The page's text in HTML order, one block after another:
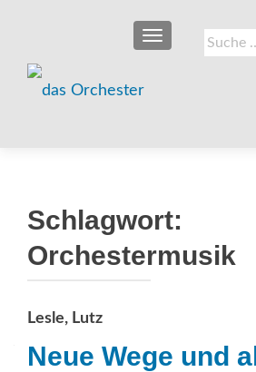
Suche
nach:
SCHALTE
Schlagwort:
Orchestermusik
Lesle, Lutz
Neue Wege und